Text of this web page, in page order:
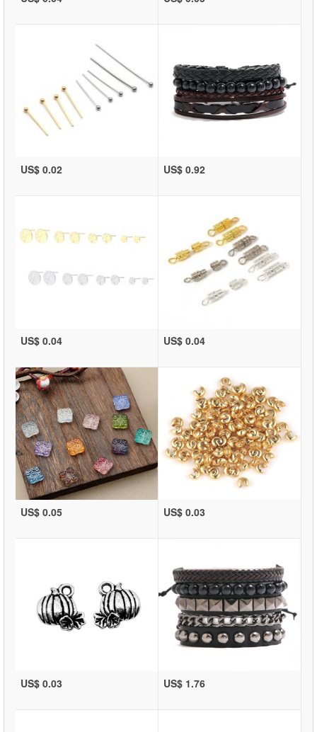
US$ 0.02 US$ 0.92
US$ 0.04 US$ 0.04
US$ 0.05 US$ 0.03
US$ 0.03 US$ 1.76